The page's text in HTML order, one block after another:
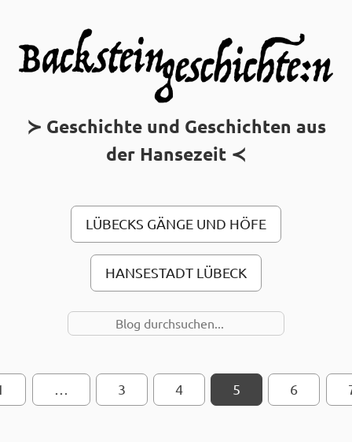
MAIN MENU
Geschichte und Geschichten aus
der Hansezeit
LÜBECKS GÄNGE UND HÖFE
HANSESTADT LÜBECK
SUCHE NACH…
SEITEN-NAVIGATION
… 3 4 5 6